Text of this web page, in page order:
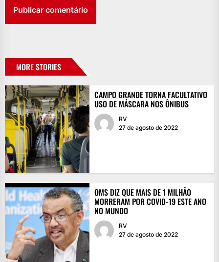
MORE STORIES
CAMPO GRANDE TORNA FACULTATIVO
USO DE MÁSCARA NOS ÔNIBUS
RV
27 de agosto de 2022
OMS DIZ QUE MAIS DE 1 MILHÃO
MORRERAM POR COVID-19 ESTE ANO
NO MUNDO
RV
27 de agosto de 2022